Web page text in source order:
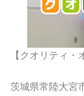
【クオリティ・
茨城県常陸大宮